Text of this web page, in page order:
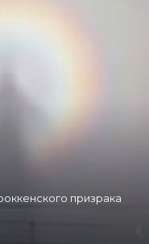
призрака